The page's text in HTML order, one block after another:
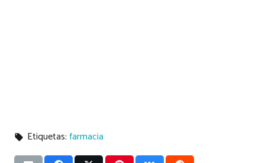
local_offer Etiquetas:farmacia